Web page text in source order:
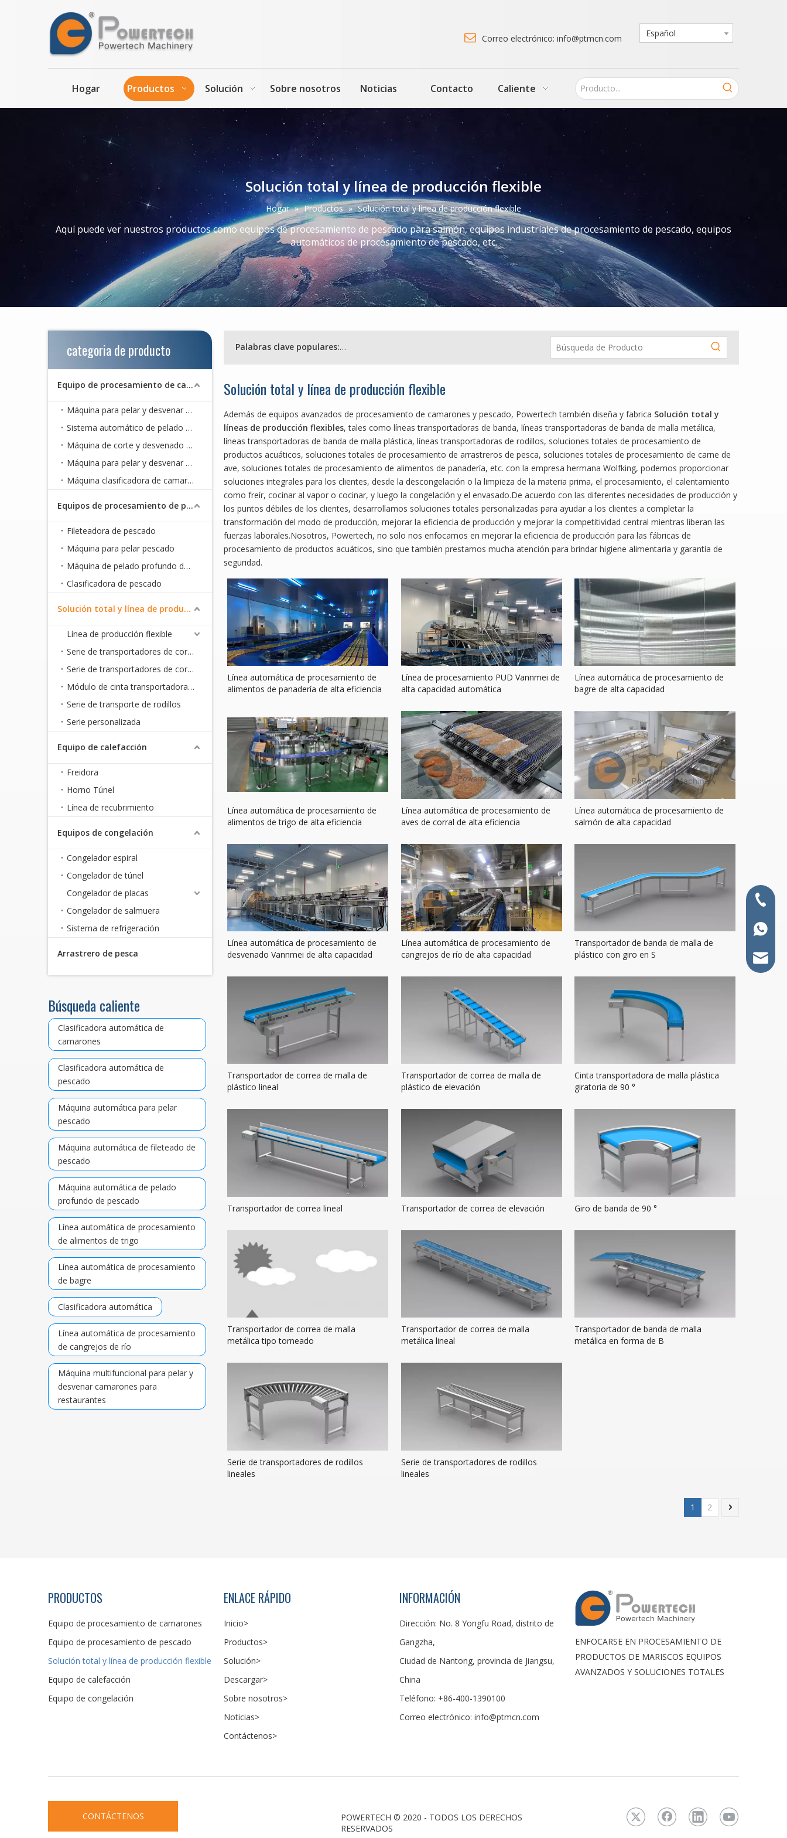
 Correo electrónico: info@ptmcn.com Español
Hogar Productos Solución Sobre nosotros Noticias Contacto Caliente
Solución total y línea de producción flexible
Hogar » Productos » Solución total y línea de producción flexible
Aquí puede ver nuestros productos como equipos de procesamiento de pescado para salmón, equipos industriales de procesamiento de pescado, equipos
automáticos de procesamiento de pescado, etc.
categoria de producto
Equipo de procesamiento de camarones
Máquina para pelar y desvenar camarones
Sistema automático de pelado de camarones
Máquina de corte y desvenado de cangrejos de río
Máquina para pelar y desvenar camarones para restaurante
Máquina clasificadora de camarones
Equipos de procesamiento de pescado
Fileteadora de pescado
Máquina para pelar pescado
Máquina de pelado profundo de pescado
Clasificadora de pescado
Solución total y línea de producción flexible
Línea de producción flexible
Serie de transportadores de correa CoBelt
Serie de transportadores de correa de malla metálica
Módulo de cinta transportadora de malla plástica serie
Serie de transporte de rodillos
Serie personalizada
Equipo de calefacción
Freidora
Horno Túnel
Línea de recubrimiento
Equipos de congelación
Congelador espiral
Congelador de túnel
Congelador de placas
Congelador de salmuera
Sistema de refrigeración
Arrastrero de pesca
Búsqueda caliente
Clasificadora automática de
camarones
Clasificadora automática de
pescado
Máquina automática para pelar
pescado
Máquina automática de fileteado de
pescado
Máquina automática de pelado
profundo de pescado
Línea automática de procesamiento
de alimentos de trigo
Línea automática de procesamiento
de bagre
Clasificadora automática
Línea automática de procesamiento
de cangrejos de río
Máquina multifuncional para pelar y
desvenar camarones para
restaurantes
Palabras clave populares: Equipos de procesamiento de camarones y equipos de procesamiento de pescado y equipos de calefacción y
Solución total y línea de producción flexible
Además de equipos avanzados de procesamiento de camarones y pescado, Powertech también diseña y fabrica Solución total y
líneas de producción flexibles, tales como líneas transportadoras de banda, líneas transportadoras de banda de malla metálica,
líneas transportadoras de banda de malla plástica, líneas transportadoras de rodillos, soluciones totales de procesamiento de
productos acuáticos, soluciones totales de procesamiento de arrastreros de pesca, soluciones totales de procesamiento de carne de
ave, soluciones totales de procesamiento de alimentos de panadería, etc. con la empresa hermana Wolfking, podemos proporcionar
soluciones integrales para los clientes, desde la descongelación o la limpieza de la materia prima, el procesamiento, el calentamiento
como freír, cocinar al vapor o cocinar, y luego la congelación y el envasado.De acuerdo con las diferentes necesidades de producción y
los puntos débiles de los clientes, desarrollamos soluciones totales personalizadas para ayudar a los clientes a completar la
transformación del modo de producción, mejorar la eficiencia de producción y mejorar la competitividad central mientras liberan las
fuerzas laborales.Nosotros, Powertech, no solo nos enfocamos en mejorar la eficiencia de producción para las fábricas de
procesamiento de productos acuáticos, sino que también prestamos mucha atención para brindar higiene alimentaria y garantía de
seguridad.
Línea automática de procesamiento de
alimentos de panadería de alta eficiencia
Línea de procesamiento PUD Vannmei de
alta capacidad automática
Línea automática de procesamiento de
bagre de alta capacidad
Línea automática de procesamiento de
alimentos de trigo de alta eficiencia
Línea automática de procesamiento de
aves de corral de alta eficiencia
Línea automática de procesamiento de
salmón de alta capacidad
Línea automática de procesamiento de
desvenado Vannmei de alta capacidad
Línea automática de procesamiento de
cangrejos de río de alta capacidad
Transportador de banda de malla de
plástico con giro en S
Transportador de correa de malla de
plástico lineal
Transportador de correa de malla de
plástico de elevación
Cinta transportadora de malla plástica
giratoria de 90 °
Transportador de correa lineal Transportador de correa de elevación Giro de banda de 90 °
Transportador de correa de malla
metálica tipo torneado
Transportador de correa de malla
metálica lineal
Transportador de banda de malla
metálica en forma de B
Serie de transportadores de rodillos
lineales
Serie de transportadores de rodillos
lineales
1 2
+86-
+86-
PRODUCTOS
Equipo de procesamiento de camarones
Equipo de procesamiento de pescado
Solución total y línea de producción flexible
Equipo de calefacción
Equipo de congelación
ENLACE RÁPIDO
Inicio>
Productos>
Solución>
Descargar>
Sobre nosotros>
Noticias>
Contáctenos>
INFORMACIÓN
Dirección: No. 8 Yongfu Road, distrito de
Gangzha,
Ciudad de Nantong, provincia de Jiangsu,
China
Teléfono: +86-400-1390100
Correo electrónico: info@ptmcn.com
ENFOCARSE EN PROCESAMIENTO DE
PRODUCTOS DE MARISCOS EQUIPOS
AVANZADOS Y SOLUCIONES TOTALES
CONTÁCTENOS
POWERTECH © 2020 - TODOS LOS DERECHOS
RESERVADOS